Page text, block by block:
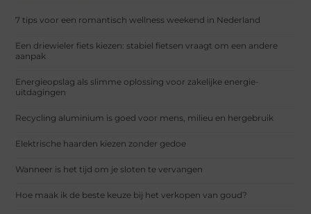
7 tips voor een romantisch wellness weekend in Nederland
Een driewieler fiets kiezen: stabiel fietsen vraagt om een andere
aanpak
Energieopslag als slimme oplossing voor zakelijke energie-
uitdagingen
Recycling aluminium is goed voor mens, milieu en hergebruik
Elektrische haarden kiezen zonder gedoe
Wanneer is het tijd om je sloten te vervangen
Hoe maak ik de beste keuze bij het verkopen van goud?